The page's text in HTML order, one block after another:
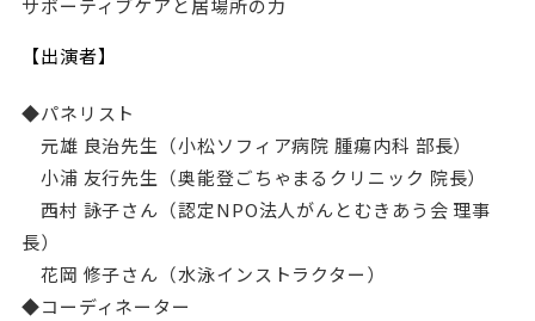
サポーティブケアと居場所の力
【出演者】
◆パネリスト
元雄 良治先生（小松ソフィア病院 腫瘍内科 部長）
小浦 友行先生（奥能登ごちゃまるクリニック 院長）
西村 詠子さん（認定NPO法人がんとむきあう会 理事
長）
花岡 修子さん（水泳インストラクター）
◆コーディネーター